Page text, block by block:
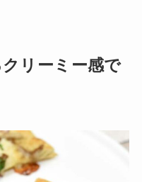
リーミー感で